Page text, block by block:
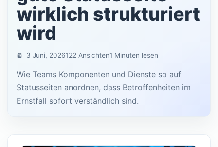
wirklich strukturiert
wird
3 Juni, 2026122 Ansichten1 Minuten lesen
Wie Teams Komponenten und Dienste so auf
Statusseiten anordnen, dass Betroffenheiten im
Ernstfall sofort verständlich sind.